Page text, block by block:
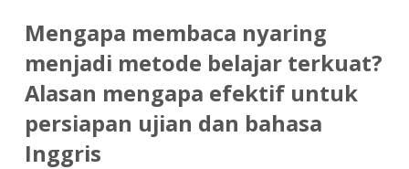
Mengapa membaca nyaring
menjadi metode belajar terkuat?
Alasan mengapa efektif untuk
persiapan ujian dan bahasa
Inggris